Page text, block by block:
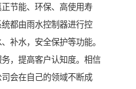
节能、环保、高使用寿
都由雨水控制器进行控
补水，安全保护等功能。
，提高客户认知度。相信
会在自己的领域不断成